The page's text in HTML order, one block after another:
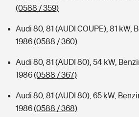
(0588 / 359)
Audi 80, 81 (AUDI COUPE), 81 kW,
1986(0588 / 360)
Audi 80, 81 (AUDI 80), 54 kW,
1986(0588 / 367)
Audi 80, 81 (AUDI 80), 65 kW,
1986(0588 / 368)